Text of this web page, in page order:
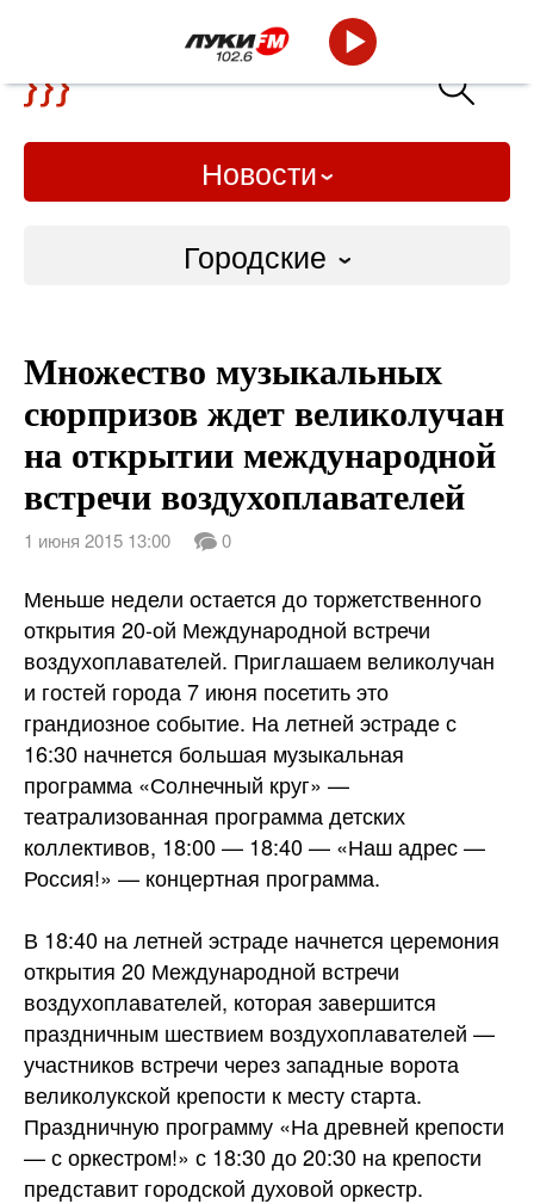
Новости
Городские
Слово Дело
Народные
ВТРК
Множество музыкальных
сюрпризов ждет великолучан
на открытии международной
встречи воздухоплавателей
1 июня 2015 13:00 0
Меньше недели остается до торжетственного
открытия 20-ой Международной встречи
воздухоплавателей. Приглашаем великолучан
и гостей города 7 июня посетить это
грандиозное событие. На летней эстраде с
16:30 начнется большая музыкальная
программа «Солнечный круг» —
театрализованная программа детских
коллективов, 18:00 — 18:40 — «Наш адрес —
Россия!» — концертная программа.
В 18:40 на летней эстраде начнется церемония
открытия 20 Международной встречи
воздухоплавателей, которая завершится
праздничным шествием воздухоплавателей —
участников встречи через западные ворота
великолукской крепости к месту старта.
Праздничную программу «На древней крепости
— с оркестром!» с 18:30 до 20:30 на крепости
представит городской духовой оркестр.